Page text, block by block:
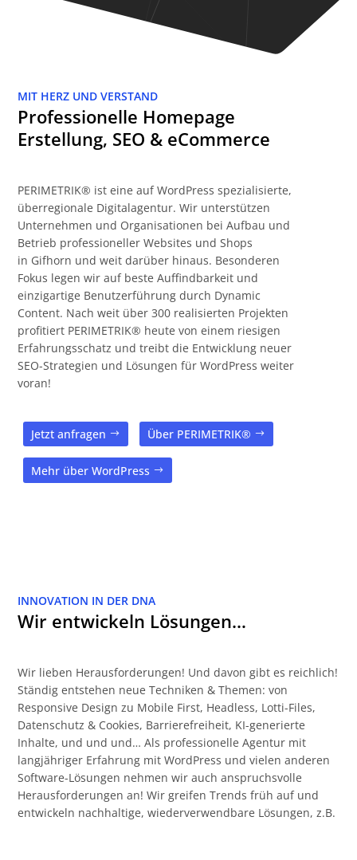
MIT HERZ UND VERSTAND
Professionelle Homepage
Erstellung, SEO & eCommerce
PERIMETRIK® ist eine auf WordPress spezialisierte,
überregionale Digitalagentur. Wir unterstützen
Unternehmen und Organisationen bei Aufbau und
Betrieb professioneller Websites und Shops
in Gifhorn und weit darüber hinaus. Besonderen
Fokus legen wir auf beste Auffindbarkeit und
einzigartige Benutzerführung durch Dynamic
Content. Nach weit über 300 realisierten Projekten
profitiert PERIMETRIK® heute von einem riesigen
Erfahrungsschatz und treibt die Entwicklung neuer
SEO-Strategien und Lösungen für WordPress weiter
voran!
Jetzt anfragen Über PERIMETRIK®
Mehr über WordPress
INNOVATION IN DER DNA
Wir entwickeln Lösungen…
Wir lieben Herausforderungen! Und davon gibt es reichlich!
Ständig entstehen neue Techniken & Themen: von
Responsive Design zu Mobile First, Headless, Lotti-Files,
Datenschutz & Cookies, Barrierefreiheit, KI-generierte
Inhalte, und und und… Als professionelle Agentur mit
langjähriger Erfahrung mit WordPress und vielen anderen
Software-Lösungen nehmen wir auch anspruchsvolle
Herausforderungen an! Wir greifen Trends früh auf und
entwickeln nachhaltige, wiederverwendbare Lösungen, z.B.